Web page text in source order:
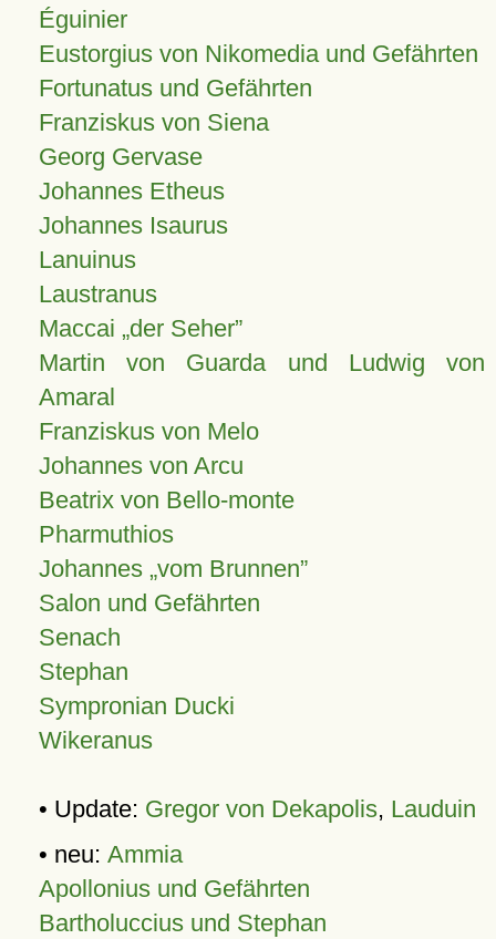
Éguinier
Eustorgius von Nikomedia und Gefährten
Fortunatus und Gefährten
Franziskus von Siena
Georg Gervase
Johannes Etheus
Johannes Isaurus
Lanuinus
Laustranus
Maccai „der Seher”
Martin von Guarda und Ludwig von
Amaral
Franziskus von Melo
Johannes von Arcu
Beatrix von Bello-monte
Pharmuthios
Johannes vom Brunnen
Salon und Gefährten
Senach
Stephan
Sympronian Ducki
Wikeranus
• Update: Gregor von Dekapolis, Lauduin
• neu: Ammia
Apollonius und Gefährten
Bartholuccius und Stephan